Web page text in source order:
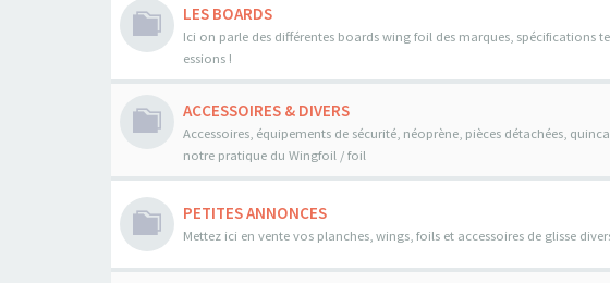
LES BOARDS
Ici on parle des différentes boards wing foil des marques, spécifications
essions !
ACCESSOIRES & DIVERS
Accessoires, équipements de sécurité, néoprène, pièces détachées,
notre pratique du Wingfoil / foil
PETITES ANNONCES
Mettez ici en vente vos planches, wings, foils et accessoires de glisse